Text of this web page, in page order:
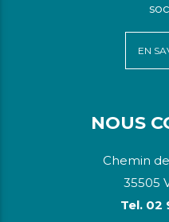
EN
NOUS
Chemin
35505
Tel. 02